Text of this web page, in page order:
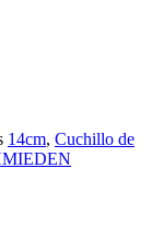
14cm, Cuchillo de